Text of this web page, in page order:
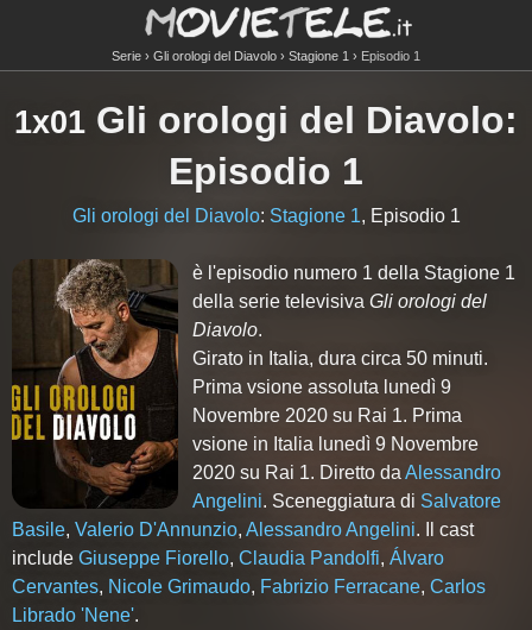
Serie Gli orologi del Diavolo Stagione 1 Episodio 1
1x01 Gli orologi del Diavolo:
Episodio 1
Gli orologi del Diavolo: Stagione 1, Episodio 1
è l'episodio numero 1 della Stagione 1
della serie televisivaGli orologi del
Diavolo.
Girato in Italia, dura circa 50 minuti.
Prima vsione assoluta lunedì 9
Novembre 2020 su Rai 1. Prima
vsione in Italia lunedì 9 Novembre
2020 su Rai 1. Diretto daAlessandro
Angelini. Sceneggiatura di Salvatore
Basile, Valerio D'Annunzio, Alessandro Angelini. Il cast
include Giuseppe Fiorello, Claudia Pandolfi, Álvaro
Cervantes, Nicole Grimaudo, Fabrizio Ferracane, Carlos
Librado 'Nene'.